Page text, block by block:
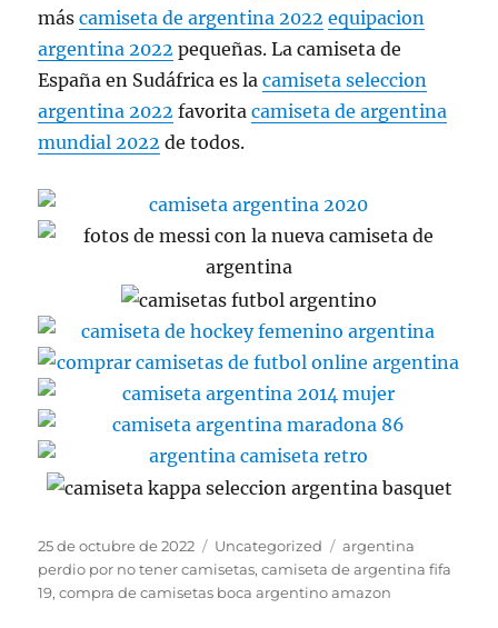
máscamiseta de argentina 2022 equipacion
argentina 2022 pequeñas. La camiseta de
España en Sudáfrica es lacamiseta seleccion
argentina 2022 favoritacamiseta de argentina
mundial 2022 de todos.
Publicado
el
25 de octubre de 2022 Categorías
Uncategorized Etiquetas
argentina
perdio por no tener camisetas,camiseta de argentina fifa
19,compra de camisetas boca argentino amazon